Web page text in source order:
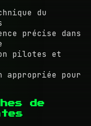
du
précise dans
pilotes et
appropriée pour
de